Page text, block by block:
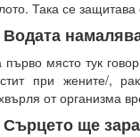
Така се
Водата
първо място тук
при жените/,
от организма
Сърцето ще